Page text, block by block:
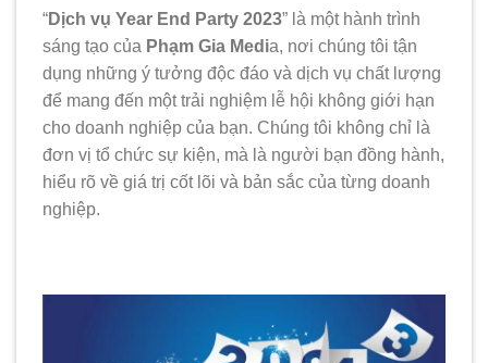
“Dịch vụ Year End Party 2023” là một hành trình
sáng tạo của Phạm Gia Media, nơi chúng tôi tận
dụng những ý tưởng độc đáo và dịch vụ chất lượng
để mang đến một trải nghiệm lễ hội không giới hạn
cho doanh nghiệp của bạn. Chúng tôi không chỉ là
đơn vị tổ chức sự kiện, mà là người bạn đồng hành,
hiểu rõ về giá trị cốt lõi và bản sắc của từng doanh
nghiệp.